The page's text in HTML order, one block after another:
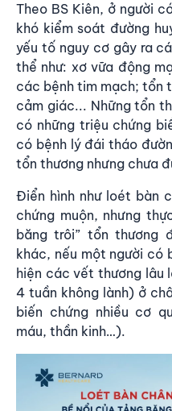
Theo BS Kiên, ở người
khó kiểm soát đường
yếu tố nguy cơ gây ra
thể như: xơ vữa động
các bệnh tim mạch; tổn
cảm giác... Những tổn
có những triệu chứng
có bệnh lý đái tháo
tổn thương nhưng chưa
Điển hình như loét bàn
chứng muộn, nhưng
băng trôi” tổn thương
khác, nếu một người có
hiện các vết thương lâu
4 tuần không lành) ở
biến chứng nhiều cơ
máu, thần kinh…).